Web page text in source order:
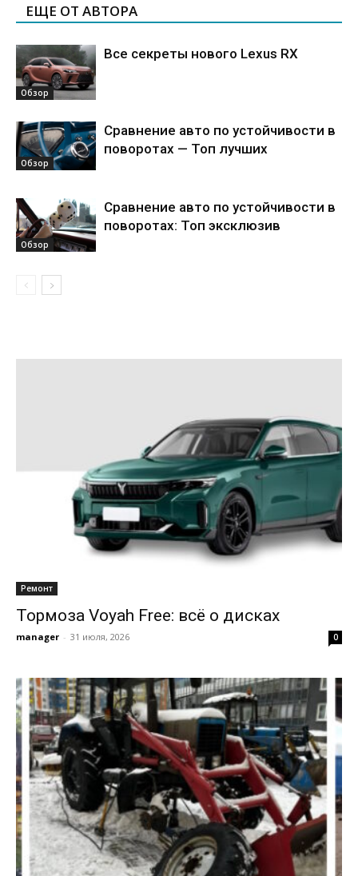
ЕЩЕ ОТ АВТОРА
Обзор
Все секреты нового Lexus RX
Обзор
Сравнение авто по устойчивости в
поворотах — Топ лучших
Обзор
Сравнение авто по устойчивости в
поворотах: Топ эксклюзив
Ремонт
Тормоза Voyah Free: всё о дисках
manager - 31 июля, 2026 0